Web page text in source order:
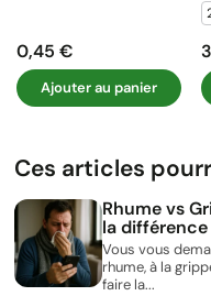
Prix
0,45 €
Ajouter au panier
Ces articles
Rhume vs
la différence
Vous vous
rhume, à la
faire la...